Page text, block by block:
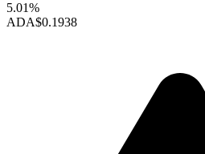
5.01%
ADA$0.1938